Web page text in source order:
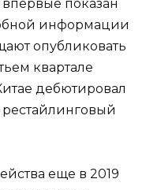
показан
информации
опубликовать
квартале
дебютировал
еще в 2019